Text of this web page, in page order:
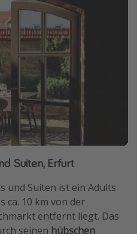
Suiten, Erfurt
und Suiten ist ein Adults
ca. 10 km von der
entfernt liegt. Das
seinen hübschen